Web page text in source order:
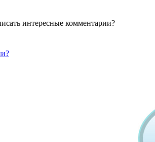
интересные комментарии?